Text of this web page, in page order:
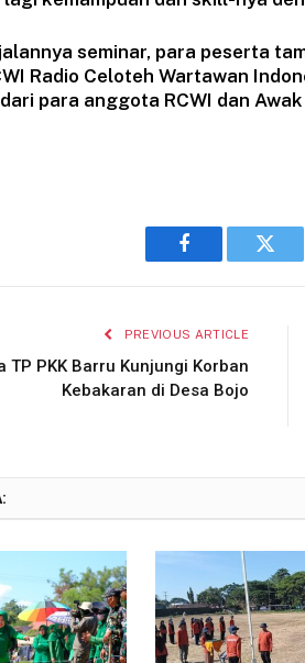
seminar, para peserta
Radio Celoteh Wartawan
para anggota RCWI dan
Facebook
PREVIOUS ARTICLE
TP PKK Barru Kunjungi Korban
Kebakaran di Desa Bojo